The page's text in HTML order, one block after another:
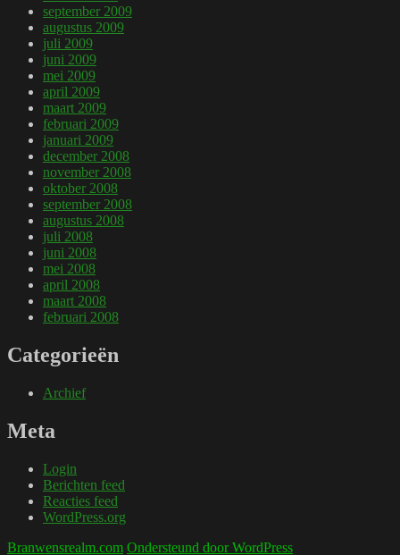
september 2009
augustus 2009
juli 2009
juni 2009
mei 2009
april 2009
maart 2009
februari 2009
januari 2009
december 2008
november 2008
oktober 2008
september 2008
augustus 2008
juli 2008
juni 2008
mei 2008
april 2008
maart 2008
februari 2008
Categorieën
Archief
Meta
Login
Berichten feed
Reacties feed
WordPress.org
Branwensrealm.com Ondersteund door WordPress